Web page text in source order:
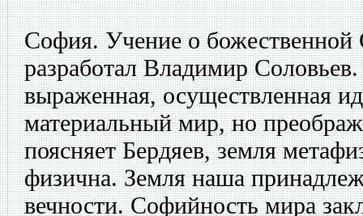
София. Учение о
разработал Владимир
выраженная, осуществленная
материальный мир, но
поясняет Бердяев, земля
физична. Земля наша
вечности. Софийность мира